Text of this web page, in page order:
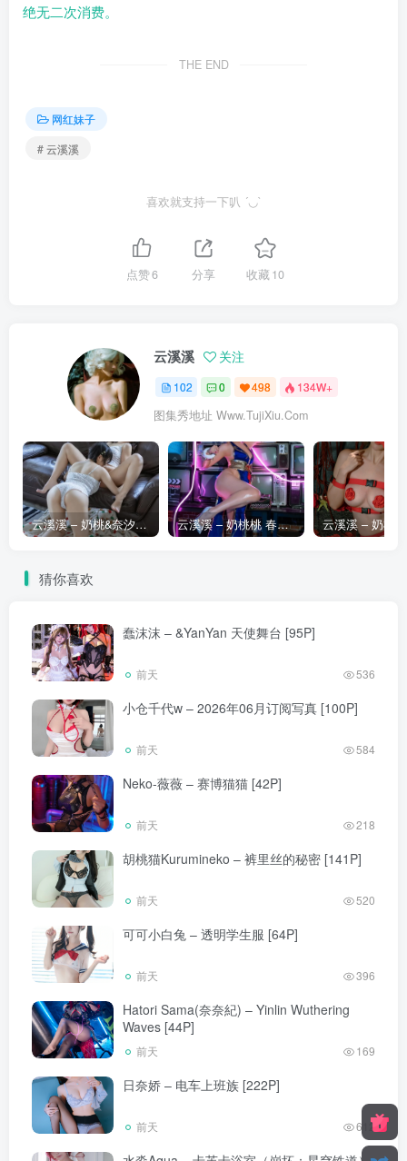
绝无二次消费。
THE END
网红妹子
# 云溪溪
喜欢就支持一下叭 ´◡`
点赞6 分享 收藏 10
云溪溪 关注
102 0 498 134W+
图集秀地址 Www.TujiXiu.Com
云溪溪 – 奶桃&奈汐酱nice&七月喵子 夏日 [130P] 云溪溪 – 奶桃桃 春丽 [75P]
猜你喜欢
蠢沫沫 – &YanYan 天使舞台 [95P]
前天 536
小仓千代w – 2026年06月订阅写真 [100P]
前天 584
Neko-薇薇 – 赛博猫猫 [42P]
前天 218
胡桃猫Kurumineko – 裤里丝的秘密 [141P]
前天 520
可可小白兔 – 透明学生服 [64P]
前天 396
Hatori Sama(奈奈紀) – Yinlin Wuthering
Waves [44P]
前天 169
日奈娇 – 电车上班族 [222P]
前天 612